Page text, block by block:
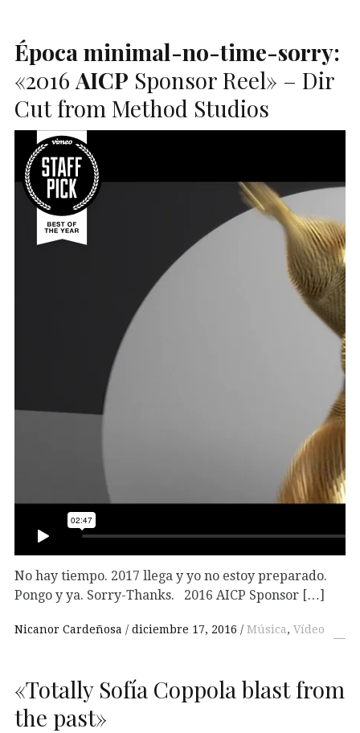
Época minimal-no-time-sorry:
«2016 AICP Sponsor Reel» – Dir
Cut from Method Studios
No hay tiempo. 2017 llega y yo no estoy preparado.
Pongo y ya. Sorry-Thanks. 2016 AICP Sponsor […]
Nicanor Cardeñosa diciembre 17, 2016 Música, Vídeo
«Totally Sofía Coppola blast from
the past»